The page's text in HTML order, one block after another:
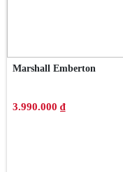
Marshall Emberton
3.990.000 ₫